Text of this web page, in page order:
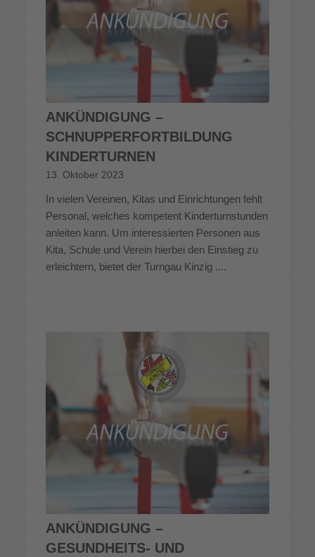
ANKÜNDIGUNG –
SCHNUPPERFORTBILDUNG
KINDERTURNEN
13. Oktober 2023
In vielen Vereinen, Kitas und Einrichtungen fehlt
Personal, welches kompetent Kinderturnstunden
anleiten kann. Um interessierten Personen aus
Kita, Schule und Verein hierbei den Einstieg zu
erleichtern, bietet der Turngau Kinzig ....
ANKÜNDIGUNG –
GESUNDHEITS- UND